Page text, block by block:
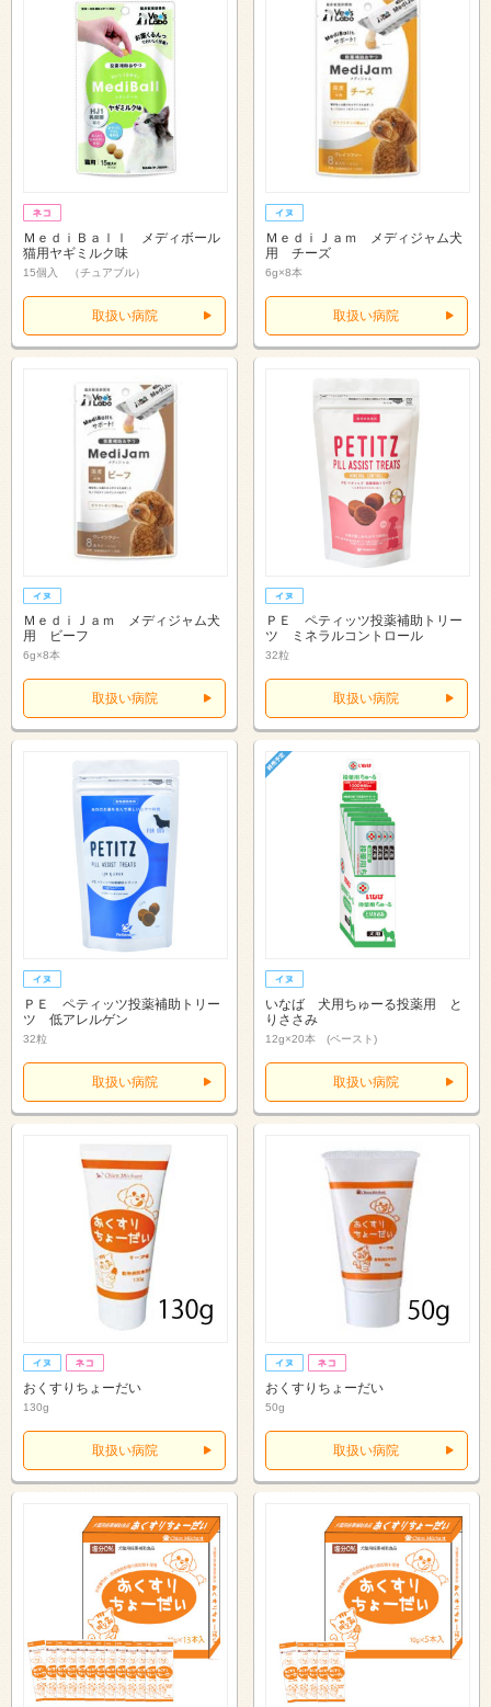
ＭｅｄｉＢａｌｌ メディボール
猫用ヤギミルク味
15個入 （チュアブル）
取扱い病院
ＭｅｄｉＪａｍ メディジャム犬
用 チーズ
6g×8本
取扱い病院
ＭｅｄｉＪａｍ メディジャム犬
用 ビーフ
6g×8本
取扱い病院
ＰＥ ペティッツ投薬補助トリー
ツ ミネラルコントロール
32粒
取扱い病院
ＰＥ ペティッツ投薬補助トリー
ツ 低アレルゲン
32粒
取扱い病院
いなば 犬用ちゅーる投薬用 と
りささみ
12g×20本 (ペースト)
取扱い病院
おくすりちょーだい
130g
取扱い病院
おくすりちょーだい
50g
取扱い病院